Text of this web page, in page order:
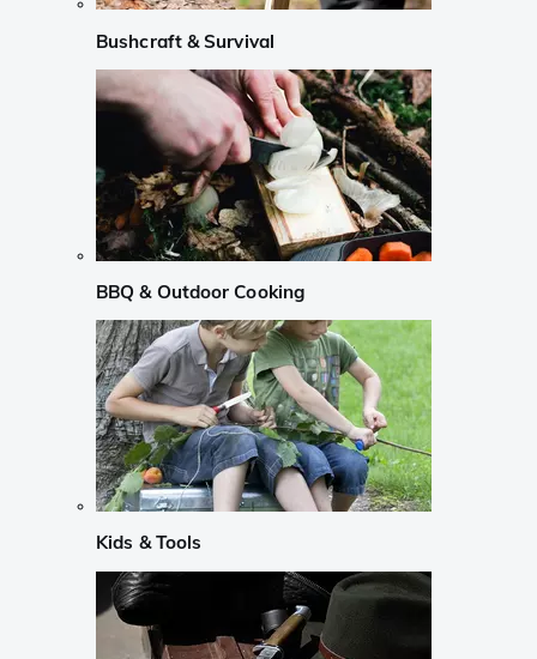
Bushcraft & Survival
BBQ & Outdoor Cooking
Kids & Tools